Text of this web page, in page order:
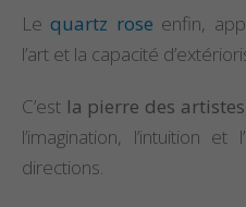
Lequartz rose enfin,
l’art et la capacité
C’est la pierre des artistes
l’imagination, l’intuition
directions.